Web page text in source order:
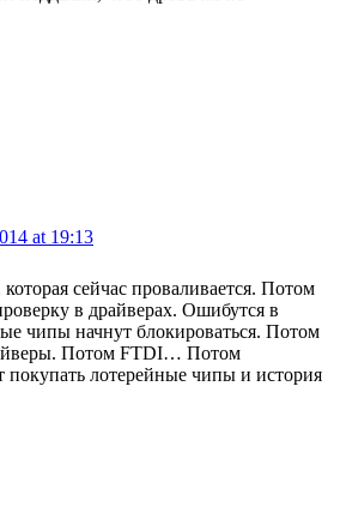
at 19:13
сейчас проваливается. Потом
в драйверах. Ошибутся в
чипы начнут блокироваться. Потом
Потом FTDI… Потом
покупать лотерейные чипы и история